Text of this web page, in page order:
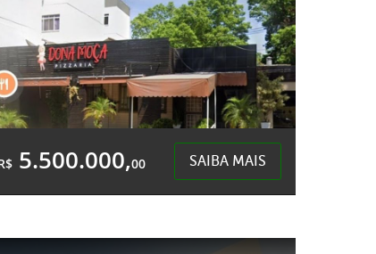
5.500.000,00 SAIBA MAIS
1.200,00m²
1.200,00m²